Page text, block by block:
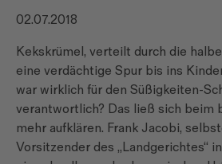
02.07.2018
Kekskrümel, verteilt durch die
eine verdächtige Spur bis ins
war wirklich für den Süßigkeiten-
verantwortlich? Das ließ sich beim
mehr aufklären. Frank Jacobi,
Vorsitzender des „Landgerichtes“